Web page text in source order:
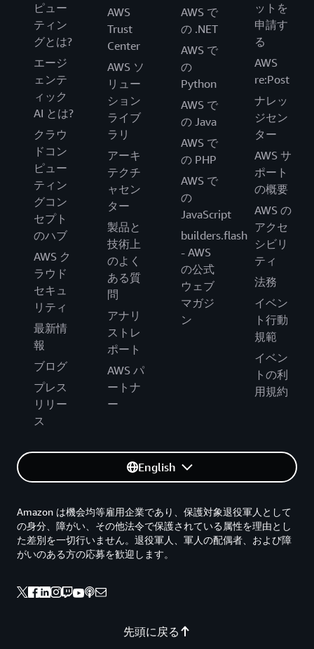
ピュー
ティン
グとは?
エージ
ェンテ
ィック
AI とは?
クラウ
ドコン
ピュー
ティン
グコン
セプト
のハブ
AWS ク
ラウド
セキュ
リティ
最新情
報
ブログ
プレス
リリー
ス
AWS
Trust
Center
AWS ソ
リュー
ション
ライブ
ラリ
アーキ
テクチ
ャセン
ター
製品と
技術上
のよく
ある質
問
アナリ
ストレ
ポート
AWS パ
ートナ
ー
AWS で
の .NET
AWS で
の
Python
AWS で
の Java
AWS で
の PHP
AWS で
の
JavaScript
builders.flash
- AWS
の公式
ウェブ
マガジ
ン
ットを
申請す
る
AWS
re:Post
ナレッ
ジセン
ター
AWS サ
ポート
の概要
AWS の
アクセ
シビリ
ティ
法務
イベン
ト行動
規範
イベン
トの利
用規約
English
先頭に戻る
Amazon は機会均等雇用企業であり、保護対象退役軍人として
の身分、障がい、その他法令で保護されている属性を理由とし
た差別を一切行いません。退役軍人、軍人の配偶者、および障
がいのある方の応募を歓迎します。